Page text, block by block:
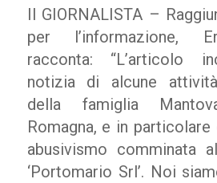
Il GIORNALISTA –
per l’informazione,
racconta: “L’articolo
notizia di alcune
della famiglia
Romagna, e in
abusivismo comminata
‘Portomario Srl’. Noi